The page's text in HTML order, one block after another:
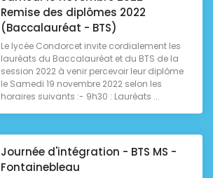
Remise des diplômes 2022
(Baccalauréat - BTS)
Le lycée Condorcet invite cordialement les
lauréats du Baccalauréat et du BTS de la
session 2022 à venir percevoir leur diplôme
le Samedi 19 novembre 2022 selon les
horaires suivants :- 9h30 : Lauréats ...
Journée d'intégration - BTS MS -
Fontainebleau